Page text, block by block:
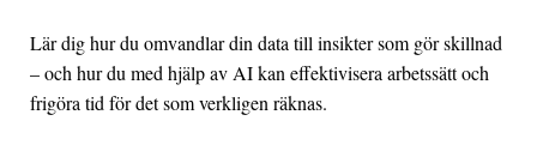
Lär dig hur du omvandlar din data till insikter som gör skillnad
– och hur du med hjälp av AI kan effektivisera arbetssätt och
frigöra tid för det som verkligen räknas.